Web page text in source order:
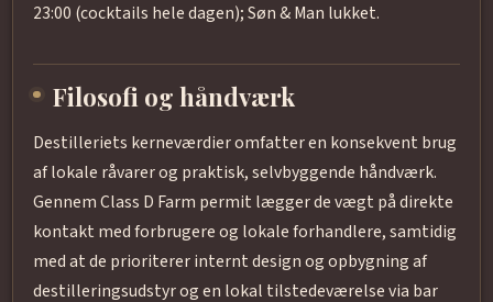
23:00 (cocktails hele dagen); Søn & Man lukket.
Filosofi og håndværk
Destilleriets kerneværdier omfatter en konsekvent brug
af lokale råvarer og praktisk, selvbyggende håndværk.
Gennem Class D Farm permit lægger de vægt på direkte
kontakt med forbrugere og lokale forhandlere, samtidig
med at de prioriterer internt design og opbygning af
destilleringsudstyr og en lokal tilstedeværelse via bar